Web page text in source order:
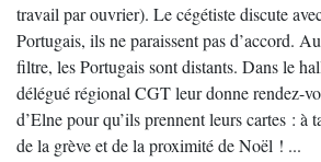
travail par ouvrier). Le cégétiste discute
Portugais, ils ne paraissent pas d’accord.
filtre, les Portugais sont distants. Dans le
délégué régional CGT leur donne rendez-
d’Elne pour qu’ils prennent leurs cartes : à
de la grève et de la proximité de Noël ! ...